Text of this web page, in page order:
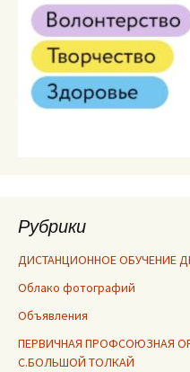
Рубрики
ДИСТАНЦИОННОЕ ОБУЧЕНИЕ
Облако фотографий
Объявления
ПЕРВИЧНАЯ ПРОФСОЮЗНАЯ
С.БОЛЬШОЙ ТОЛКАЙ